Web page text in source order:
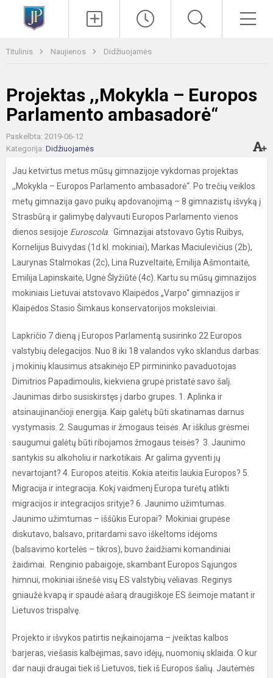
Titulinis Naujienos Didžiuojamės
Projektas ,,Mokykla – Europos
Parlamento ambasadorė“
Paskelbta: 2019-06-12
Kategorija: Didžiuojamės
Jau ketvirtus metus mūsų gimnazijoje vykdomas projektas
,,Mokykla – Europos Parlamento ambasadorė“. Po trečių veiklos
metų gimnazija gavo puikų apdovanojimą – 8 gimnazistų išvyką į
Strasbūrą ir galimybę dalyvauti Europos Parlamento vienos
dienos sesijoje Euroscola . Gimnazijai atstovavo Gytis Ruibys,
Kornelijus Buivydas (1d kl. mokiniai), Markas Maciulevičius (2b),
Laurynas Stalmokas (2c), Lina Ruzveltaitė, Emilija Ašmontaitė,
Emilija Lapinskaitė, Ugnė Šlyžiūtė (4c). Kartu su mūsų gimnazijos
mokiniais Lietuvai atstovavo Klaipėdos „Varpo“ gimnazijos ir
Klaipėdos Stasio Šimkaus konservatorijos moksleiviai.
Lapkričio 7 dieną į Europos Parlamentą susirinko 22 Europos
valstybių delegacijos. Nuo 8 iki 18 valandos vyko sklandus darbas:
į mokinių klausimus atsakinėjo EP pirmininko pavaduotojas
Dimitrios Papadimoulis, kiekviena grupė pristatė savo šalį.
Jaunimas dirbo susiskirstęs į darbo grupes. 1. Aplinka ir
atsinaujinančioji energija. Kaip galėtų būti skatinamas darnus
vystymasis. 2. Saugumas ir žmogaus teisės. Ar iškilus grėsmei
saugumui galėtų būti ribojamos žmogaus teisės? 3. Jaunimo
santykis su alkoholiu ir narkotikais. Ar galima gyventi jų
nevartojant? 4. Europos ateitis. Kokia ateitis laukia Europos? 5.
Migracija ir integracija. Kokį vaidmenį Europa turėtų atlikti
migracijos ir integracijos srityje? 6. Jaunimo užimtumas.
Jaunimo užimtumas – iššūkis Europai? Mokiniai grupėse
diskutavo, balsavo, pritardami savo iškeltoms idėjoms
(balsavimo kortelės – tikros), buvo žaidžiami komandiniai
žaidimai. Renginio pabaigoje, skambant Europos Sąjungos
himnui, mokiniai išnešė visų ES valstybių vėliavas. Reginys
gniaužė kvapą ir spaudė ašarą draugiškoje ES šeimoje matant ir
Lietuvos trispalvę.
Projekto ir išvykos patirtis neįkainojama – įveiktas kalbos
barjeras, viešasis kalbėjimas, savo idėjų, nuomonių sklaida. O kur
dar nauji draugai tiek iš Lietuvos, tiek iš Europos šalių. Jautėmės